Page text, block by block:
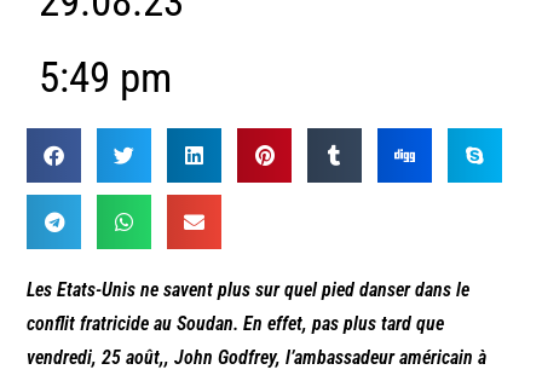
5:49 pm
Les Etats-Unis ne savent plus sur quel pied danser dans le
conflit fratricide au Soudan. En effet, pas plus tard que
vendredi, 25 août,, John Godfrey, l’ambassadeur américain à